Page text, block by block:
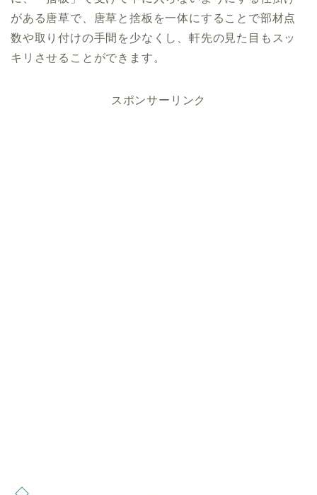
がある唐草で、唐草と捨板を一体にすることで部材点
数や取り付けの手間を少なくし、軒先の見た目もスッ
キリさせることができます。
スポンサーリンク